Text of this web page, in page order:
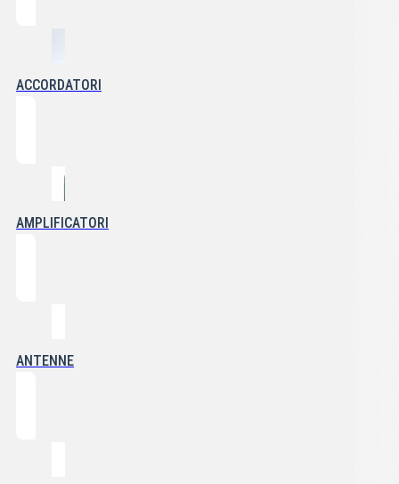
ACCORDATORI
AMPLIFICATORI
ANTENNE